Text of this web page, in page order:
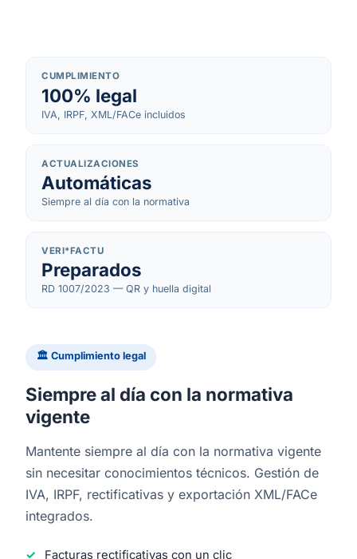
CUMPLIMIENTO
100% legal
IVA, IRPF, XML/FACe incluidos
ACTUALIZACIONES
Automáticas
Siempre al día con la normativa
VERI*FACTU
Preparados
RD 1007/2023 — QR y huella digital
🏛 Cumplimiento legal
Siempre al día con la normativa
vigente
Mantente siempre al día con la normativa vigente
sin necesitar conocimientos técnicos. Gestión de
IVA, IRPF, rectificativas y exportación XML/FACe
integrados.
Facturas rectificativas con un clic